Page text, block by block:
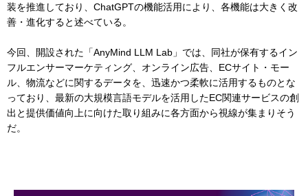
装を推進しており、ChatGPTの機能活用により、各機能は大きく改
善・進化すると述べている。
今回、開設された「AnyMind LLM Lab」では、同社が保有するイン
フルエンサーマーケティング、オンライン広告、ECサイト・モー
ル、物流などに関するデータを、迅速かつ柔軟に活用するものとな
っており、最新の大規模言語モデルを活用したEC関連サービスの創
出と提供価値向上に向けた取り組みに各方面から視線が集まりそう
だ。